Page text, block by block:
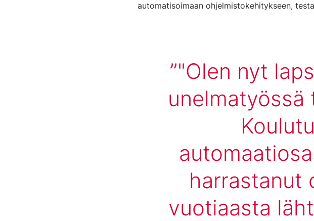
automatisoimaan ohjelmistokehitykseen,
"Olen nyt
unelmatyössä
harrastanut
vuotiaasta